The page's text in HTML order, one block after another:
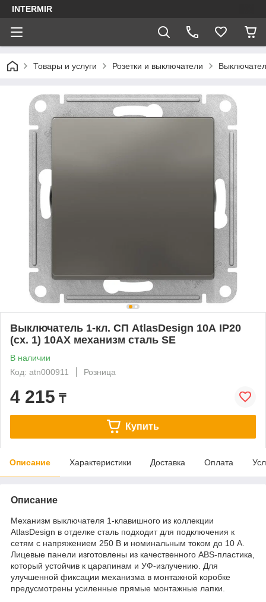
INTERMIR
Товары и услуги Розетки и выключатели
Выключатель 1-кл. СП AtlasDesign 10А IP20
(сх. 1) 10AX механизм сталь SE
В наличии
Код: atn000911
Розница
4 215 ₸
Купить
Описание Характеристики Доставка Оплата
Описание
Механизм выключателя 1-клавишного из коллекции
AtlasDesign в отделке сталь подходит для подключения к
сетям с напряжением 250 В и номинальным током до 10 А.
Лицевые панели изготовлены из качественного ABS-пластика,
который устойчив к царапинам и УФ-излучению. Для
улучшенной фиксации механизма в монтажной коробке
предусмотрены усиленные прямые монтажные лапки.